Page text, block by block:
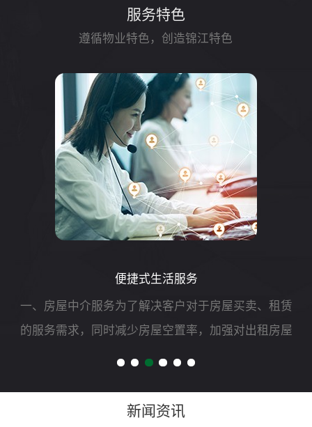
服务特色
遵循物业特色，创造锦江特色
便捷式生活服务
一、房屋中介服务为了解决客户对于房屋买卖、租赁
的服务需求，同时减少房屋空置率，加强对出租房屋
自助洗车服务随着...
新闻资讯